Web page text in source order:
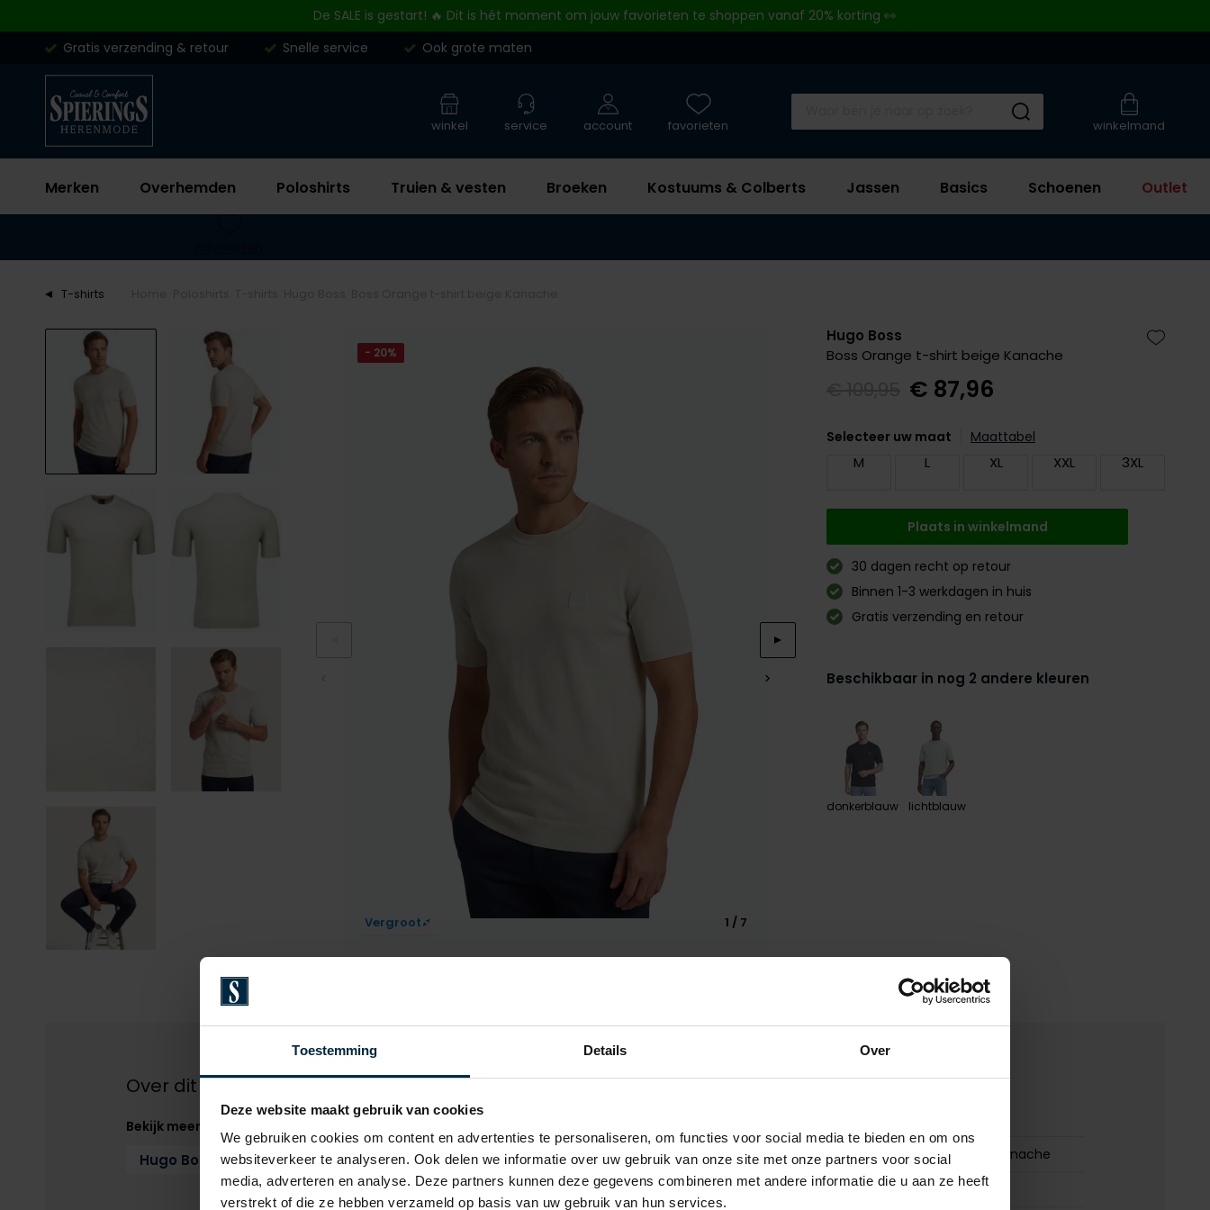
Toestemming Details Over
Deze website maakt gebruik van cookies
We gebruiken cookies om content en advertenties te personaliseren, om functies voor social media te bieden en om ons
websiteverkeer te analyseren. Ook delen we informatie over uw gebruik van onze site met onze partners voor social
media, adverteren en analyse. Deze partners kunnen deze gegevens combineren met andere informatie die u aan ze heeft
verstrekt of die ze hebben verzameld op basis van uw gebruik van hun services.
De SALE is gestart! 🔥 Dit is hét moment om jouw favorieten te shoppen vanaf 20% korting 👀
Gratis verzending & retour
Snelle service Ook grote maten
winkelmand
Submit search
Merken Overhemden Poloshirts Truien & vesten Broeken Kostuums & Colberts Jassen Basics Schoenen Outlet
winkel service account favorieten
T-shirts
Vergroot 1 / 7
- 20%
Hugo Boss
Boss Orange t-shirt beige Kanache
Zet bij
€ 87,96
Selecteer uw maat Maattabel
M L XL XXL 3XL
Plaats in winkelmand
30 dagen recht op retour
Binnen 1-3 werkdagen in huis
Gratis verzending en retour
Beschikbaar in nog 2 andere kleuren
donkerblauw lichtblauw
Over dit product
Bekijk meer
Hugo Boss T-shirts T-shirts Hugo Boss
Alle kenmerken
Naam
Boss Orange t-shirt beige Kanache
Merk
Hugo Boss